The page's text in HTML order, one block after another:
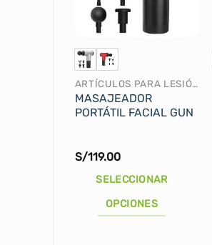
ARTÍCULOS PARA LESIÓN
MASAJEADOR
PORTÁTIL FACIAL GUN
S/119.00
SELECCIONAR
OPCIONES